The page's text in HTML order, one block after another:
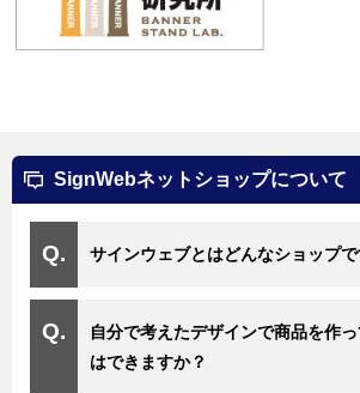
SignWebネットショップについて
サインウェブとはどんなショップで
自分で考えたデザインで商品を作
はできますか？